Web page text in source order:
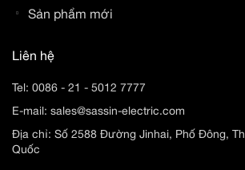
Sản phẩm mới
Liên hệ
Tel: 0086 - 21 - 5012 7777
E-mail: sales@sassin-electric.com
Địa chỉ: Số 2588 Đường Jinhai, Phố Đông,
Quốc